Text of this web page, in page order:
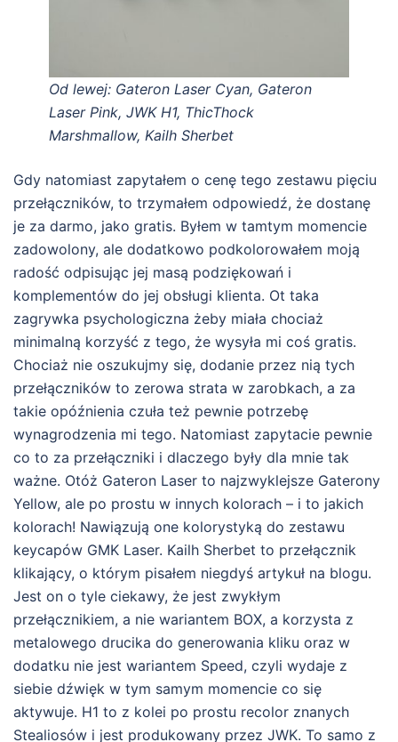
Od lewej: Gateron Laser Cyan, Gateron
Laser Pink, JWK H1, ThicThock
Marshmallow, Kailh Sherbet
Gdy natomiast zapytałem o cenę tego zestawu pięciu
przełączników, to trzymałem odpowiedź, że dostanę
je za darmo, jako gratis. Byłem w tamtym momencie
zadowolony, ale dodatkowo podkolorowałem moją
radość odpisując jej masą podziękowań i
komplementów do jej obsługi klienta. Ot taka
zagrywka psychologiczna żeby miała chociaż
minimalną korzyść z tego, że wysyła mi coś gratis.
Chociaż nie oszukujmy się, dodanie przez nią tych
przełączników to zerowa strata w zarobkach, a za
takie opóźnienia czuła też pewnie potrzebę
wynagrodzenia mi tego. Natomiast zapytacie pewnie
co to za przełączniki i dlaczego były dla mnie tak
ważne. Otóż Gateron Laser to najzwyklejsze Gaterony
Yellow, ale po prostu w innych kolorach – i to jakich
kolorach! Nawiązują one kolorystyką do zestawu
keycapów GMK Laser. Kailh Sherbet to przełącznik
klikający, o którym pisałem niegdyś artykuł na blogu.
Jest on o tyle ciekawy, że jest zwykłym
przełącznikiem, a nie wariantem BOX, a korzysta z
metalowego drucika do generowania kliku oraz w
dodatku nie jest wariantem Speed, czyli wydaje z
siebie dźwięk w tym samym momencie co się
aktywuje. H1 to z kolei po prostu recolor znanych
Stealiosów i jest produkowany przez JWK. To samo z